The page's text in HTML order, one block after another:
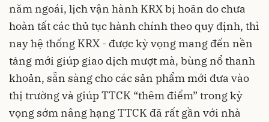
năm ngoái, lịch vận hành KRX bị hoãn do chưa
hoàn tất các thủ tục hành chính theo quy định, thì
nay hệ thống KRX - được kỳ vọng mang đến nền
tảng mới giúp giao dịch mượt mà, bùng nổ thanh
khoản, sẵn sàng cho các sản phẩm mới đưa vào
thị trường và giúp TTCK “thêm điểm” trong kỳ
vọng sớm nâng hạng TTCK đã rất gần với nhà